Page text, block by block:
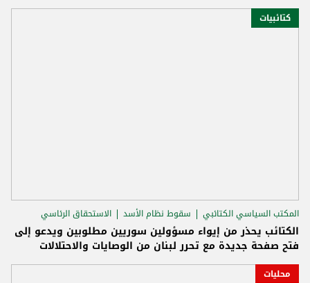
كتائبيات
المكتب السياسي الكتائبي سقوط نظام الأسد الاستحقاق الرئاسي
الكتائب يحذر من إيواء مسؤولين سوريين مطلوبين ويدعو إلى
فتح صفحة جديدة مع تحرر لبنان من الوصايات والاحتلالات
محليات